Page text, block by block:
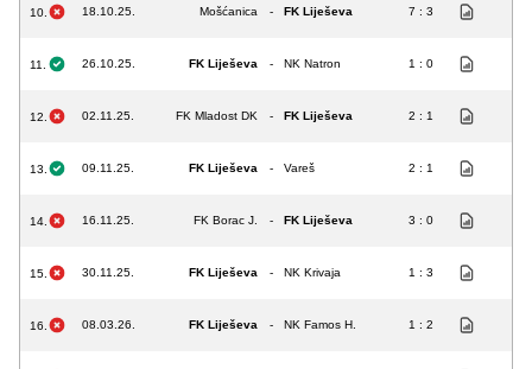
10. 18.10.25. Mošćanica - FK Liješeva 7 : 3
11. 26.10.25. FK Liješeva - NK Natron 1 : 0
12. 02.11.25. FK Mladost DK - FK Liješeva 2 : 1
13. 09.11.25. FK Liješeva - Vareš 2 : 1
14. 16.11.25. FK Borac J. - FK Liješeva 3 : 0
15. 30.11.25. FK Liješeva - NK Krivaja 1 : 3
16. 08.03.26. FK Liješeva - NK Famos H. 1 : 2